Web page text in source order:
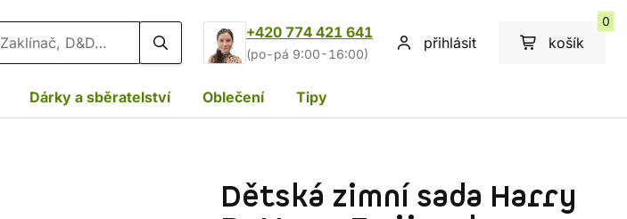
+420 774 421 641
(po-pá 9:00-16:00)
přihlásit košík
0
Dárky a sběratelství Oblečení Tipy
Dětská zimní sada Harry